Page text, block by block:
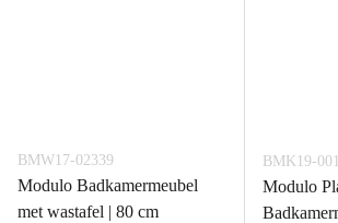
BMW17-02339
Modulo Badkamermeubel
met wastafel | 80 cm
BMK19-
Modulo